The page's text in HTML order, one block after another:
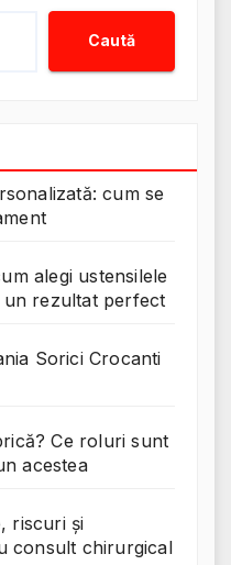
Caută
cum se
alegi ustensilele
un rezultat perfect
Sorici Crocanti
Ce roluri sunt
acestea
riscuri și
consult chirurgical